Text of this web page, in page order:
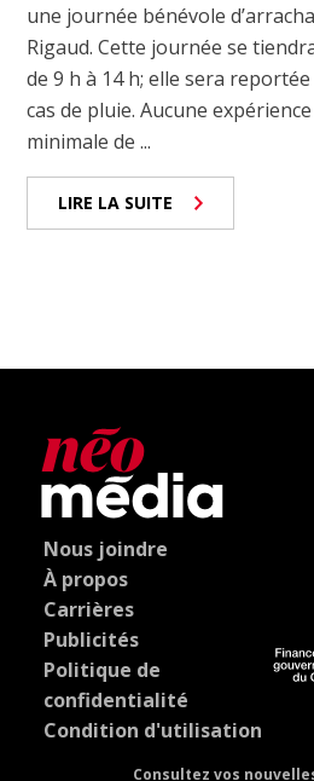
une journée bénévole
Rigaud. Cette journée se
de 9 h à 14 h; elle sera
cas de pluie. Aucune
minimale de ...
LIRE LA SUITE
Nous joindre
À propos
Carrières
Publicités
Politique de
confidentialité
Condition d'utilisation
Consultez vos